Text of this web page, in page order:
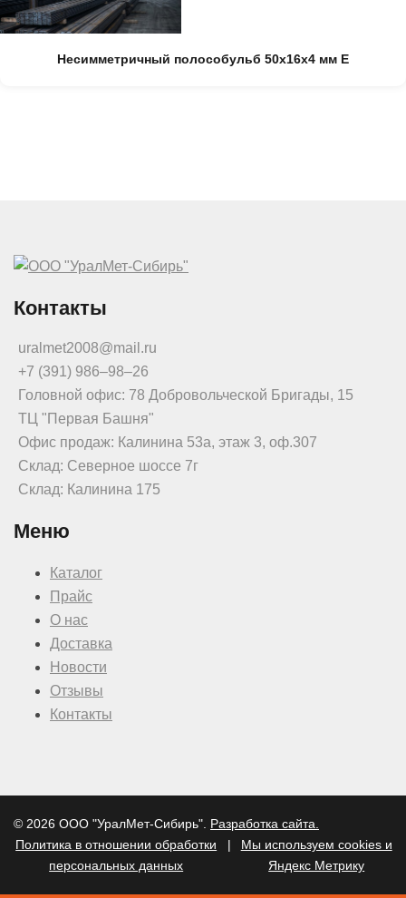
Несимметричный полособульб 50x16x4 мм Е
Контакты
uralmet2008@mail.ru
+7 (391) 986‒98‒26
Головной офис: 78 Добровольческой Бригады, 15
ТЦ "Первая Башня"
Офис продаж: Калинина 53а, этаж 3, оф.307
Склад: Северное шоссе 7г
Склад: Калинина 175
Меню
Каталог
Прайс
О нас
Доставка
Новости
Отзывы
Контакты
© 2026 ООО "УралМет-Сибирь". Разработка сайта.
Политика в отношении обработки
персональных данных
|
Мы используем cookies и
Яндекс Метрику